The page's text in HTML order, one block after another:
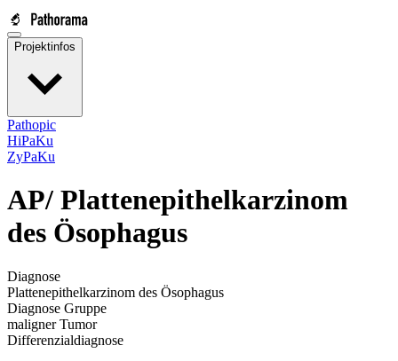
Projektinfos
Pathopic
HiPaKu
ZyPaKu
AP/ Plattenepithelkarzinom
des Ösophagus
Diagnose
Plattenepithelkarzinom des Ösophagus
Diagnose Gruppe
maligner Tumor
Differenzialdiagnose